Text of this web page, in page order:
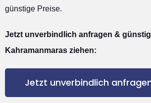
günstige Preise.
Jetzt unverbindlich anfragen &
Kahramanmaras ziehen:
Jetzt unverbindlich